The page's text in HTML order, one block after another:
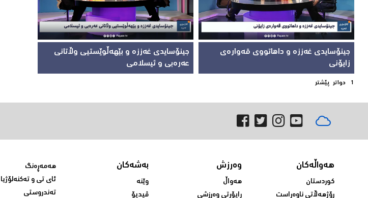
جینۆسایدی غەززە و داهاتووی قەوارەی
زایۆنی
جینۆسایدی غەززە و بێهەڵوێستیی وڵاتانی
عەرەبی و ئیسلامی
دواتر 1 پێشتر
هەواڵەکان
کوردستان
ڕۆژهەڵاتی ناوەڕاست
وەرزش
هەواڵ
ڕاپۆرتی وەرزشی
بەشەکان
وێنە
ڤیدیۆ
هەمەڕەنگ
ئای تی و تەکنەلۆژیا
تەندروستی